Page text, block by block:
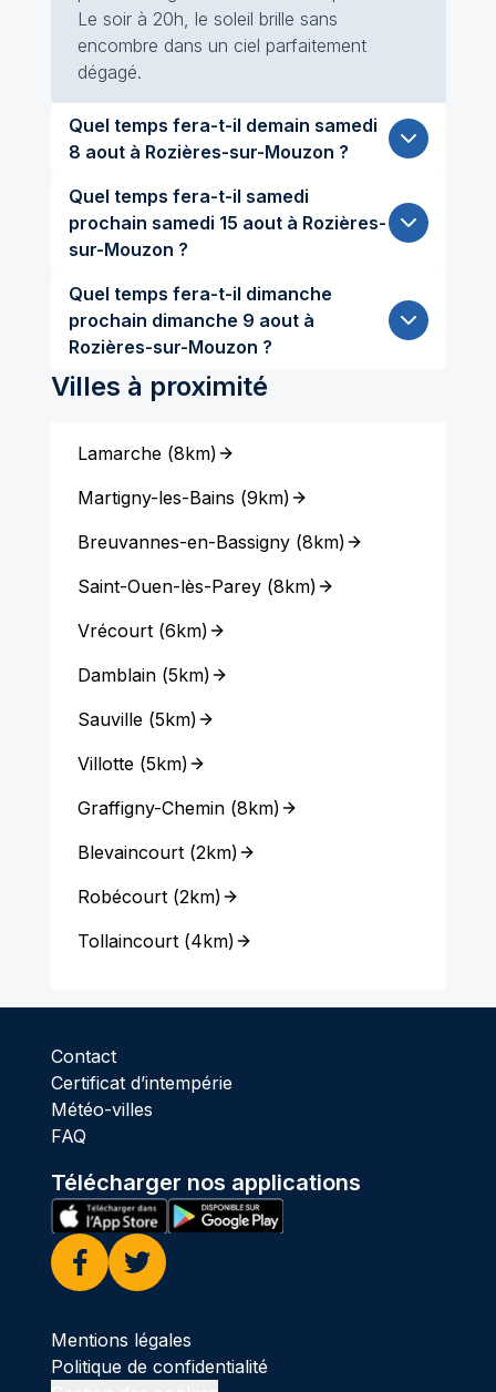
Le soir à 20h, le soleil brille sans
encombre dans un ciel parfaitement
dégagé.
Quel temps fera-t-il demain samedi
8 aout à Rozières-sur-Mouzon ?
Quel temps fera-t-il samedi
prochain samedi 15 aout à Rozières-
sur-Mouzon ?
Quel temps fera-t-il dimanche
prochain dimanche 9 aout à
Rozières-sur-Mouzon ?
Villes à proximité
Lamarche(8km)
Martigny-les-Bains (9km)
Breuvannes-en-Bassigny(8km)
Saint-Ouen-lès-Parey(8km)
Vrécourt(6km)
Damblain(5km)
Sauville(5km)
Villotte(5km)
Graffigny-Chemin(8km)
Blevaincourt(2km)
Robécourt(2km)
Tollaincourt(4km)
Contact
Certificat d’intempérie
Météo-villes
FAQ
Télécharger nos applications
Facebook
Twitter
Mentions légales
Politique de confidentialité